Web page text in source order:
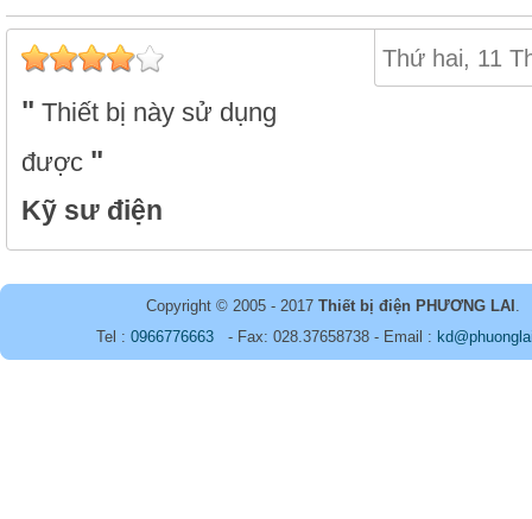
Thứ hai, 11
Thiết bị này sử dụng
được
Kỹ sư điện
Copyright © 2005 - 2017 Thiết bị điện PHƯƠNG LAI
Tel : 0966776663 - Fax: 028.37658738 - Email :